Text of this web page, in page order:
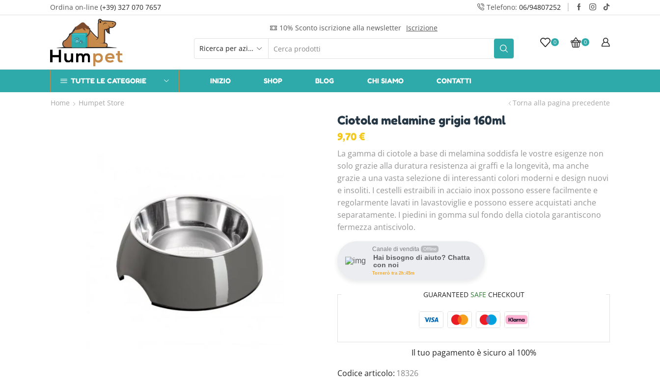
Ordina on-line (+39) 327 070 7657 Telefono: 06/94807252
con una spesa oltre i 50,00 € 10% Sconto iscrizione alla newsletter Iscrizione
0 0
TUTTE LE CATEGORIE INIZIO SHOP BLOG CHI SIAMO CONTATTI
Home Humpet Store Torna alla pagina precedente
Ciotola melamine grigia 160ml
9,70 €
La gamma di ciotole a base di melamina soddisfa le vostre esigenze non
solo grazie alla duratura resistenza ai graffi e la longevità, ma anche
grazie a una vasta selezione di interessanti colori moderni e design nuovi
e insoliti. I cestelli estraibili in acciaio inox possono essere facilmente e
regolarmente lavati in lavastoviglie e possono essere acquistati anche
separatamente. I piedini in gomma sul fondo della ciotola garantiscono
fermezza antiscivolo.
Canale di vendita Offline
Hai bisogno di aiuto? Chatta
con noi
Tornerò tra 2h:45m
GUARANTEED SAFE CHECKOUT
Il tuo pagamento èsicuro al 100%
Codice articolo: 18326